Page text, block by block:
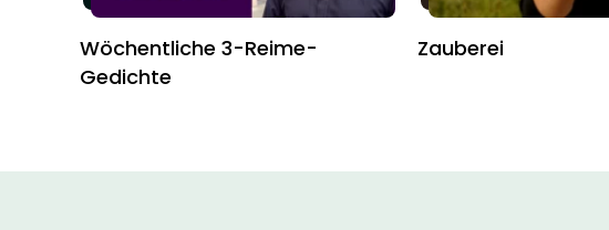
Wöchentliche 3-Reime-
Gedichte
Zauberei